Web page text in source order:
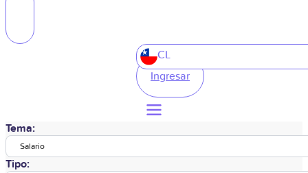
CL
Ingresar
Tema:
Salario
Tipo: